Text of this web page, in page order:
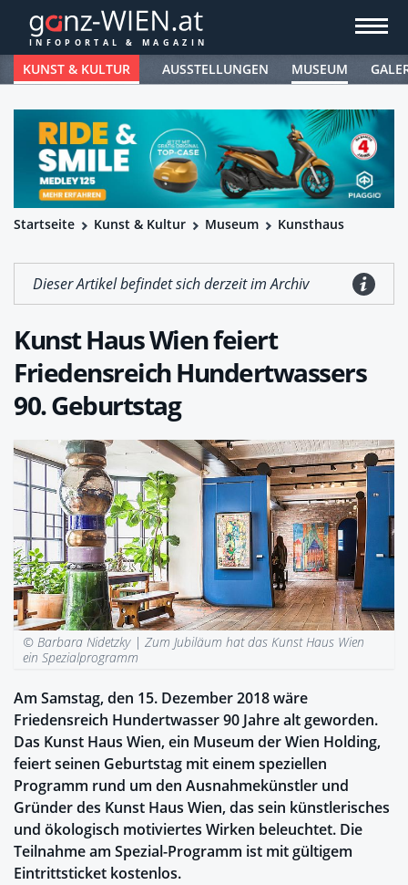
KUNST & KULTUR AUSSTELLUNGEN MUSEUM
Startseite Kunst & Kultur Museum Kunsthaus
Dieser Artikel befindet sich derzeit im Archiv
Kunst Haus Wien feiert
Friedensreich Hundertwassers
90. Geburtstag
© Barbara Nidetzky |Zum Jubiläum hat das Kunst Haus Wien
ein Spezialprogramm
Am Samstag, den 15. Dezember 2018 wäre
Friedensreich Hundertwasser 90 Jahre alt geworden.
Das Kunst Haus Wien, ein Museum der Wien Holding,
feiert seinen Geburtstag mit einem speziellen
Programm rund um den Ausnahmekünstler und
Gründer des Kunst Haus Wien, das sein künstlerisches
und ökologisch motiviertes Wirken beleuchtet. Die
Teilnahme am Spezial-Programm ist mit gültigem
Eintrittsticket kostenlos.